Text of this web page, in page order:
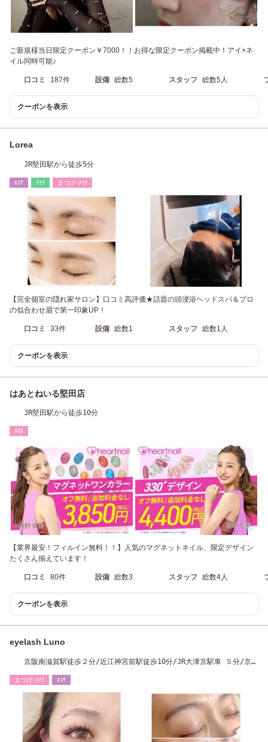
ご新規様当日限定クーポン￥7000！！お得な限定クーポン掲載中！アイ×ネ
イル同時可能♪
口コミ 187件 設備 総数5 スタッフ 総数5人
クーポンを表示
Lorea
JR堅田駅から徒歩5分
ｴｽﾃ ﾘﾗｸ まつげ･ﾒｲｸ
【完全個室の隠れ家サロン】口コミ高評価★話題の頭浸浴ヘッドスパ＆プロ
の似合わせ眉で第一印象UP！
口コミ 33件 設備 総数1 スタッフ 総数1人
クーポンを表示
はあとねいる堅田店
JR堅田駅から徒歩10分
ﾈｲﾙ
【業界最安！フィルイン無料！！】人気のマグネットネイル、限定デザイン
たくさん揃えています！
口コミ 80件 設備 総数3 スタッフ 総数4人
クーポンを表示
eyelash Luno
京阪南滋賀駅徒歩２分/近江神宮前駅徒歩10分/JR大津京駅車 ５分/京阪
まつげ･ﾒｲｸ ｴｽﾃ